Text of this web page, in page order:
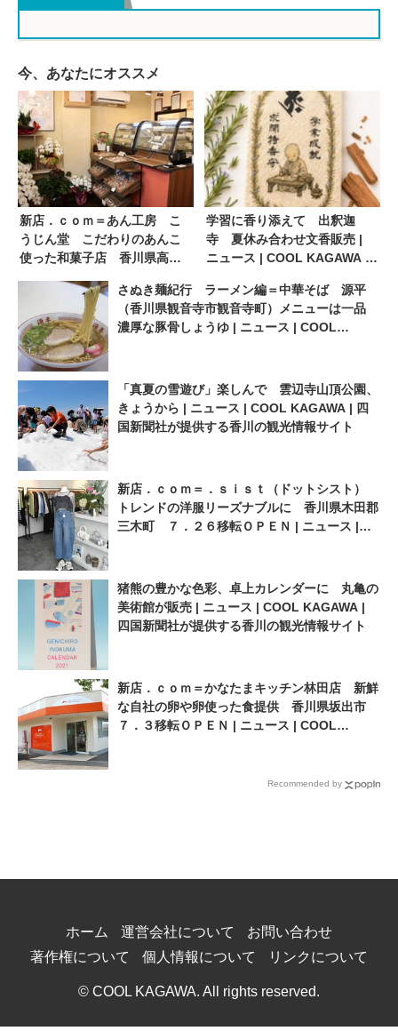
今、あなたにオススメ
新店．ｃｏｍ＝あん工房 こ
うじん堂 こだわりのあんこ
使った和菓子店 香川県高松
ス | COOL KAGAWA | 四国新
聞社が提供する香川の観光情
報サイト
学習に香り添えて 出釈迦
寺 夏休み合わせ文香販売 |
ニュース | COOL KAGAWA |
観光情報サイト
さぬき麺紀行 ラーメン編＝中華そば 源平
（香川県観音寺市観音寺町）メニューは一品
濃厚な豚骨しょうゆ | ニュース | COOL
「真夏の雪遊び」楽しんで 雲辺寺山頂公園、
きょうから | ニュース | COOL KAGAWA | 四
国新聞社が提供する香川の観光情報サイト
新店．ｃｏｍ＝．ｓｉｓｔ（ドットシスト）
トレンドの洋服リーズナブルに 香川県木田郡
三木町 ７．２６移転ＯＰＥＮ | ニュース |
猪熊の豊かな色彩、卓上カレンダーに 丸亀の
美術館が販売 | ニュース | COOL KAGAWA |
四国新聞社が提供する香川の観光情報サイト
新店．ｃｏｍ＝かなたまキッチン林田店 新鮮
な自社の卵や卵使った食提供 香川県坂出市
７．３移転ＯＰＥＮ | ニュース | COOL
Recommended by
ホーム 運営会社について
お問い合わせ
著作権について
個人情報について リンクについて
© COOL KAGAWA. All rights reserved.